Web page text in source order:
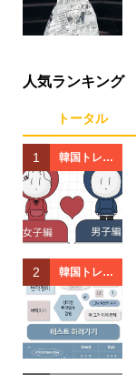
人気ランキング
トータル
1 韓国トレン
ド
2 韓国トレン
ド